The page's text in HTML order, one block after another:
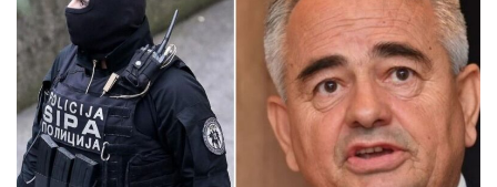
načelnika
Trnova
fotelju?